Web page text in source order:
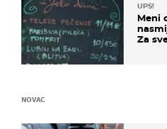
UPS!
Meni
Za
NOVAC